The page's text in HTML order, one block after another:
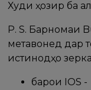
Худи ҳозир ба
P. S. Барномаи
метавонед дар
истинодҳо
барои IOS -